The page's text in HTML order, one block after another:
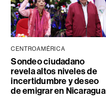
CENTROAMÉRICA
Sondeo ciudadano
revela altos niveles de
incertidumbre y deseo
de emigrar en Nicaragua